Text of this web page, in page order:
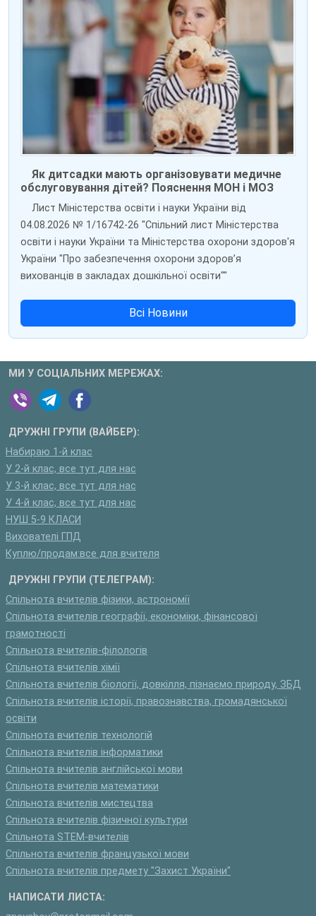
Як дитсадки мають організовувати медичне
обслуговування дітей? Пояснення МОН і МОЗ
Лист Міністерства освіти і науки України від
04.08.2026 № 1/16742-26 "Спільний лист Міністерства
освіти і науки України та Міністерства охорони здоров'я
України "Про забезпечення охорони здоров’я
вихованців в закладах дошкільної освіти""
Всі Новини
МИ У СОЦІАЛЬНИХ МЕРЕЖАХ:
ДРУЖНІ ГРУПИ (ВАЙБЕР):
Набираю 1-й клас
У 2-й клас, все тут для нас
У 3-й клас, все тут для нас
У 4-й клас, все тут для нас
НУШ 5-9 КЛАСИ
Вихователі ГПД
Куплю/продам:все для вчителя
ДРУЖНІ ГРУПИ (ТЕЛЕГРАМ):
Спільнота вчителів фізики, астрономії
Спільнота вчителів географії, економіки, фінансової
грамотності
Спільнота вчителів-філологів
Спільнота вчителів хімії
Спільнота вчителів біології, довкілля, пізнаємо природу, ЗБД
Спільнота вчителів історії, правознавства, громадянської
освіти
Спільнота вчителів технологій
Спільнота вчителів інформатики
Спільнота вчителів англійської мови
Спільнота вчителів математики
Спільнота вчителів мистецтва
Спільнота вчителів фізичної культури
Спільнота STEM-вчителів
Спільнота вчителів французької мови
Спільнота вчителів предмету "Захист України"
НАПИСАТИ ЛИСТА: